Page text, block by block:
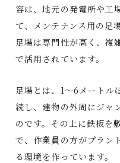
容は、地元の発電所や工
て、メンテナンス用の足
足場は専門性が高く、複
で活用されています。
足場とは、1～6メートル
続し、建物の外周にジャ
のです。その上に鉄板を
で、作業員の方がプラン
る環境を作っています。